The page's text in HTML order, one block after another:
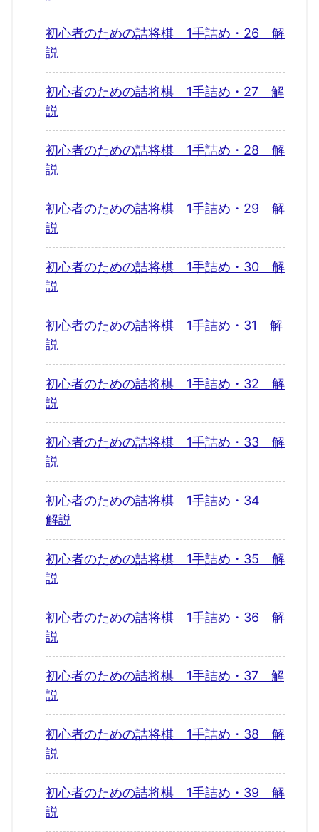
初心者のための詰将棋 1手詰め・26 解
説
初心者のための詰将棋 1手詰め・27 解
説
初心者のための詰将棋 1手詰め・28 解
説
初心者のための詰将棋 1手詰め・29 解
説
初心者のための詰将棋 1手詰め・30 解
説
初心者のための詰将棋 1手詰め・31 解
説
初心者のための詰将棋 1手詰め・32 解
説
初心者のための詰将棋 1手詰め・33 解
説
初心者のための詰将棋 1手詰め・34
解説
初心者のための詰将棋 1手詰め・35 解
説
初心者のための詰将棋 1手詰め・36 解
説
初心者のための詰将棋 1手詰め・37 解
説
初心者のための詰将棋 1手詰め・38 解
説
初心者のための詰将棋 1手詰め・39 解
説